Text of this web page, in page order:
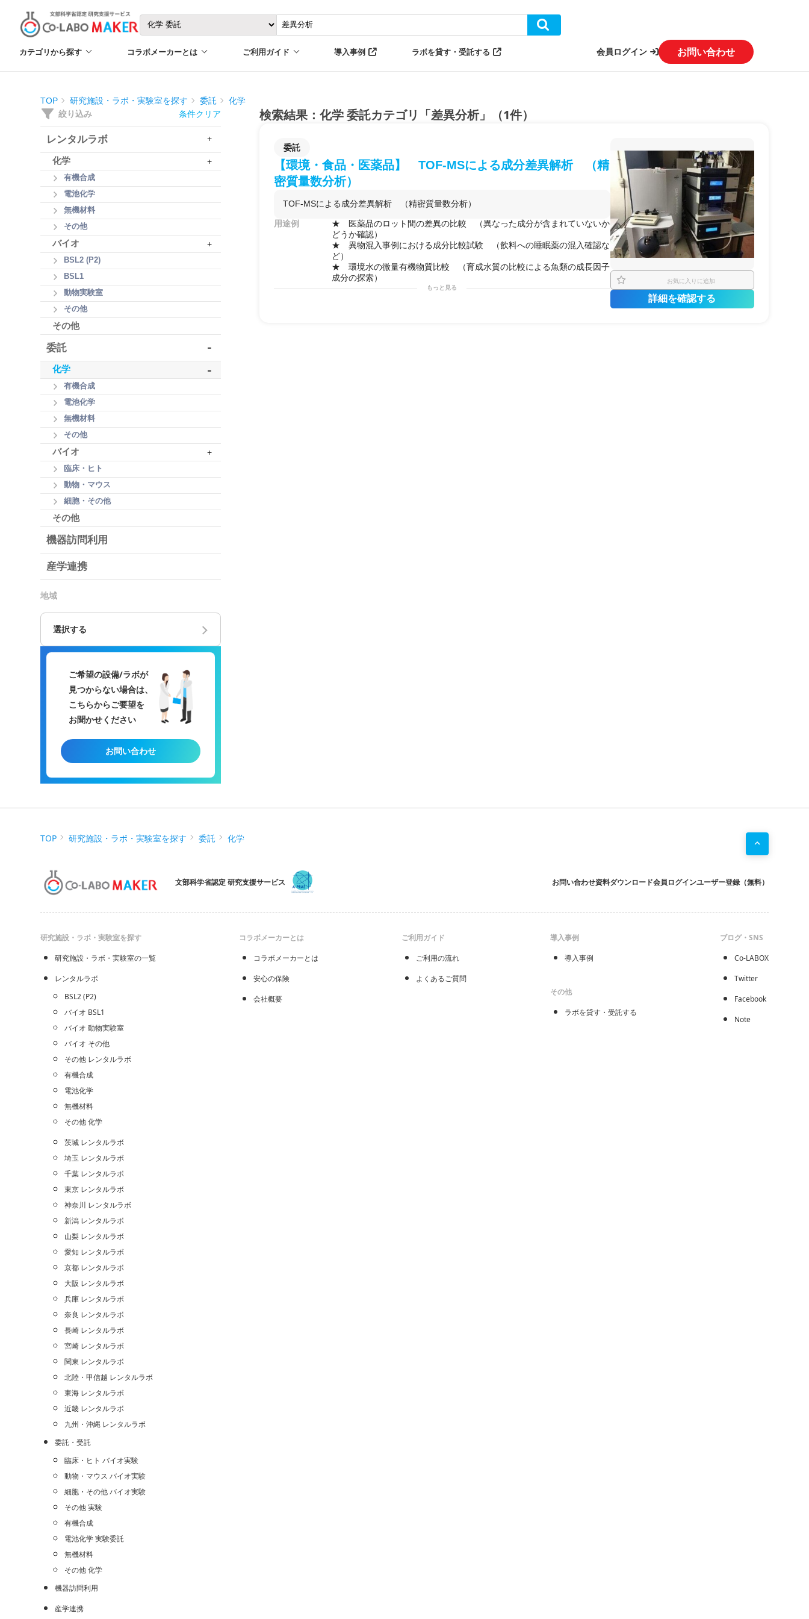
カテゴリから探す コラボメーカーとは ご利用ガイド 導入事例 ラボを貸す・受託する 会員ログイン お問い合わせ
TOP 研究施設・ラボ・実験室を探す 委託 化学
絞り込み 条件クリア
レンタルラボ +
化学 +
有機合成
電池化学
無機材料
その他
バイオ +
BSL2 (P2)
BSL1
動物実験室
その他
その他
委託 -
化学 -
有機合成
電池化学
無機材料
その他
バイオ +
臨床・ヒト
動物・マウス
細胞・その他
その他
機器訪問利用
産学連携
地域
選択する
ご希望の設備/ラボが
見つからない場合は、
こちらからご要望を
お聞かせください
お問い合わせ
検索結果：化学 委託カテゴリ「差異分析」（1件）
委託
【環境・食品・医薬品】 TOF-MSによる成分差異解析 （精
密質量数分析）
TOF-MSによる成分差異解析 （精密質量数分析）
用途例
★ 医薬品のロット間の差異の比較 （異なった成分が含まれていないか
どうか確認）
★ 異物混入事例における成分比較試験 （飲料への睡眠薬の混入確認な
ど）
★ 環境水の微量有機物質比較 （育成水質の比較による魚類の成長因子
成分の探索）
もっと見る
お気に入りに追加
詳細を確認する
TOP 研究施設・ラボ・実験室を探す 委託 化学
文部科学省認定 研究支援サービス お問い合わせ資料ダウンロード会員ログインユーザー登録（無料）
研究施設・ラボ・実験室を探す
研究施設・ラボ・実験室の一覧
レンタルラボ
BSL2 (P2)
バイオ BSL1
バイオ 動物実験室
バイオ その他
その他 レンタルラボ
有機合成
電池化学
無機材料
その他 化学
茨城 レンタルラボ
埼玉 レンタルラボ
千葉 レンタルラボ
東京 レンタルラボ
神奈川 レンタルラボ
新潟 レンタルラボ
山梨 レンタルラボ
愛知 レンタルラボ
京都 レンタルラボ
大阪 レンタルラボ
兵庫 レンタルラボ
奈良 レンタルラボ
長崎 レンタルラボ
宮崎 レンタルラボ
関東 レンタルラボ
北陸・甲信越 レンタルラボ
東海 レンタルラボ
近畿 レンタルラボ
九州・沖縄 レンタルラボ
委託・受託
臨床・ヒト バイオ実験
動物・マウス バイオ実験
細胞・その他 バイオ実験
その他 実験
有機合成
電池化学 実験委託
無機材料
その他 化学
機器訪問利用
産学連携
コラボメーカーとは
コラボメーカーとは
安心の保険
会社概要
ご利用ガイド
ご利用の流れ
よくあるご質問
導入事例
導入事例
その他
ラボを貸す・受託する
ブログ・SNS
Co-LABOX
Twitter
Facebook
Note